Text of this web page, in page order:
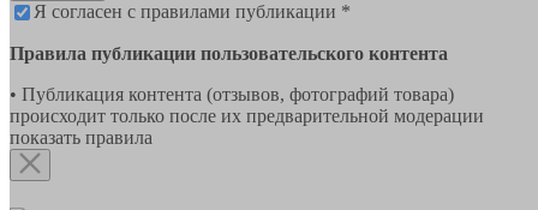
Я согласен с правилами публикации *
Правила публикации пользовательского контента
• Публикация контента (отзывов, фотографий товара)
происходит только после их предварительной модерации
показать правила